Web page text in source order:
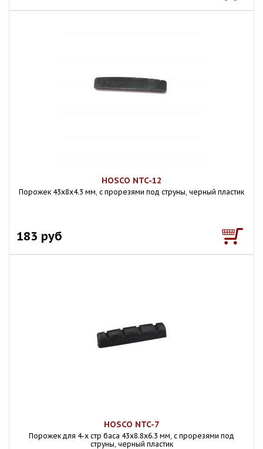
HOSCO NTC-12
Порожек 43х8х4.3 мм, с прорезями под струны, черный пластик
183 руб
HOSCO NTC-7
Порожек для 4-х стр баса 43х8.8х6.3 мм, с прорезями под
струны, черный пластик